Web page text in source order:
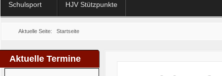
Schulsport HJV Stützpunkte
Aktuelle Seite: Startseite
Aktuelle Termine